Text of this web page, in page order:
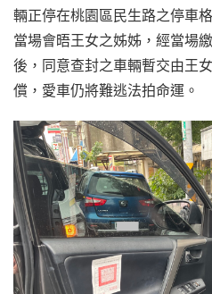
輛正停在桃園區民生路之停車
當場會晤王女之姊姊，經當場
後，同意查封之車輛暫交由王
償，愛車仍將難逃法拍命運。